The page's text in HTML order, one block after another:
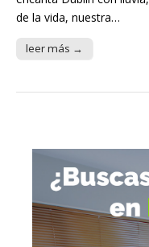
de la vida, nuestra…
leer más →